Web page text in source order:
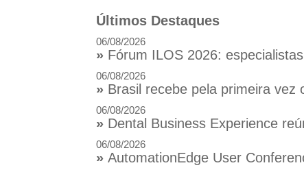
Últimos Destaques
06/08/2026
» Fórum ILOS 2026:
06/08/2026
» Brasil recebe pela primeira vez
06/08/2026
» Dental Business Experience
06/08/2026
» AutomationEdge User